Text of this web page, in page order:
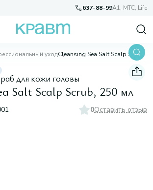
637-88-99A1, МТС, Life
уход Cleansing Sea Salt Scalp Scrub, 250 мл
для кожи головы
Salt Scalp Scrub, 250 мл
0Оставить отзыв